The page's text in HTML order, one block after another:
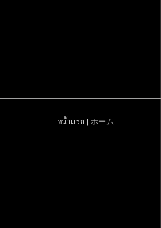
หน้าแรก | ホーム